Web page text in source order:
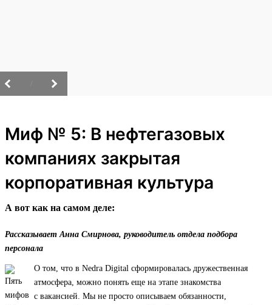
Миф № 5: В нефтегазовых
компаниях закрытая
корпоративная культура
А вот как на самом деле:
Рассказывает Анна Смирнова, руководитель отдела подбора
персонала
О том, что в Nedra Digital сформировалась дружественная
атмосфера, можно понять еще на этапе знакомства
с вакансией. Мы не просто описываем обязанности,